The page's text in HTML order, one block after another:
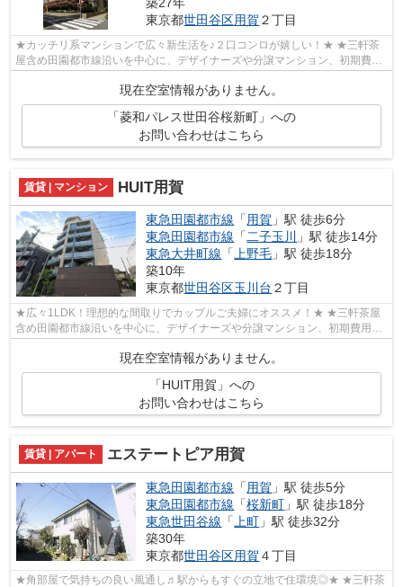
東京都世田谷区用賀 ２丁目
★カッチリ系マンションで広々新生活を♪２口コンロが嬉しい！★ ★三軒茶
屋含め田園都市線沿いを中心に、デザイナーズや分譲マンション、初期費用
現在空室情報がありません。
「菱和パレス世田谷桜新町」への
お問い合わせはこちら
賃貸 | マンション HUIT用賀
東急田園都市線 「 用賀 」駅 徒歩6分
東急田園都市線 「 二子玉川
」駅 徒歩14分
東急大井町線 「 上野毛 」駅 徒歩18分
築10年
東京都世田谷区玉川台 ２丁目
★広々1LDK！理想的な間取りでカップルご夫婦にオススメ！★ ★三軒茶屋
含め田園都市線沿いを中心に、デザイナーズや分譲マンション、初期費用を
抑えた部屋探しはぜひ当社にお任せくださ...
現在空室情報がありません。
「HUIT用賀」への
お問い合わせはこちら
賃貸 | アパート エステートピア用賀
東急田園都市線 「 用賀 」駅 徒歩5分
東急田園都市線 「桜新町 」駅 徒歩18分
東急世田谷線 「 上町 」駅 徒歩32分
築30年
東京都世田谷区用賀 ４丁目
★角部屋で気持ちの良い風通し♬駅からもすぐの立地で住環境◎★ ★三軒茶